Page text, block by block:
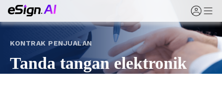
KONTRAK PENJUALAN
Tanda tangan elektronik